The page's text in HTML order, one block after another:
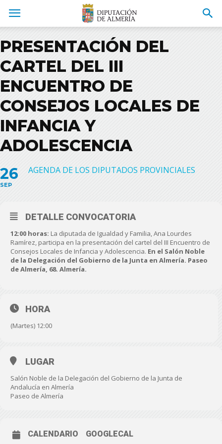
PRESENTACIÓN DEL
CARTEL DEL III
ENCUENTRO DE
CONSEJOS LOCALES DE
INFANCIA Y
ADOLESCENCIA
26
SEP
AGENDA DE LOS DIPUTADOS PROVINCIALES
DETALLE CONVOCATORIA
12:00 horas: La diputada de Igualdad y Familia, Ana Lourdes
Ramírez, participa en la presentación del cartel del III Encuentro de
Consejos Locales de Infancia y Adolescencia. En el Salón Noble
de la Delegación del Gobierno de la Junta en Almería. Paseo
de Almería, 68. Almería.
HORA
(Martes) 12:00
LUGAR
Salón Noble de la Delegación del Gobierno de la Junta de
Andalucía en Almería
Paseo de Almería
CALENDARIO GOOGLECAL